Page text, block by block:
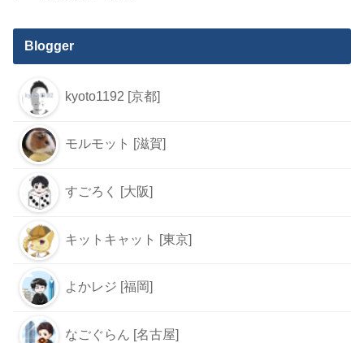
Blogger
kyoto1192 [京都]
モルモット [滋賀]
すごろく [大阪]
キットキャット [東京]
よかレジ [福岡]
なごぐらん [名古屋]